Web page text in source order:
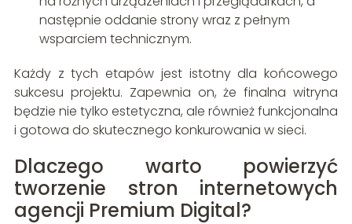
następnie oddanie strony wraz z pełnym
wsparciem technicznym.
Każdy z tych etapów jest istotny dla końcowego
sukcesu projektu. Zapewnia on, że finalna witryna
będzie nie tylko estetyczna, ale również funkcjonalna
i gotowa do skutecznego konkurowania w sieci.
Dlaczego warto powierzyć
tworzenie stron internetowych
agencji Premium Digital?